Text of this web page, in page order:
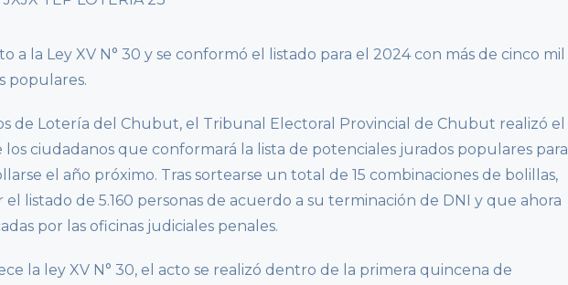
a la Ley XV N° 30 y se conformó el listado para el 2024 con más de cinco mil
populares.
de Lotería del Chubut, el Tribunal Electoral Provincial de Chubut realizó el
ciudadanos que conformará la lista de potenciales jurados populares para
el año próximo. Tras sortearse un total de 15 combinaciones de bolillas,
listado de 5.160 personas de acuerdo a su terminación de DNI y que ahora
por las oficinas judiciales penales.
la ley XV N° 30, el acto se realizó dentro de la primera quincena de